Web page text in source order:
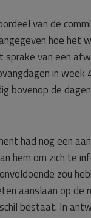
van de
hoe het
sprake van een
in
bovenop de
had nog een
hem om zich te
zou
aanslaan op de
bestaat. In